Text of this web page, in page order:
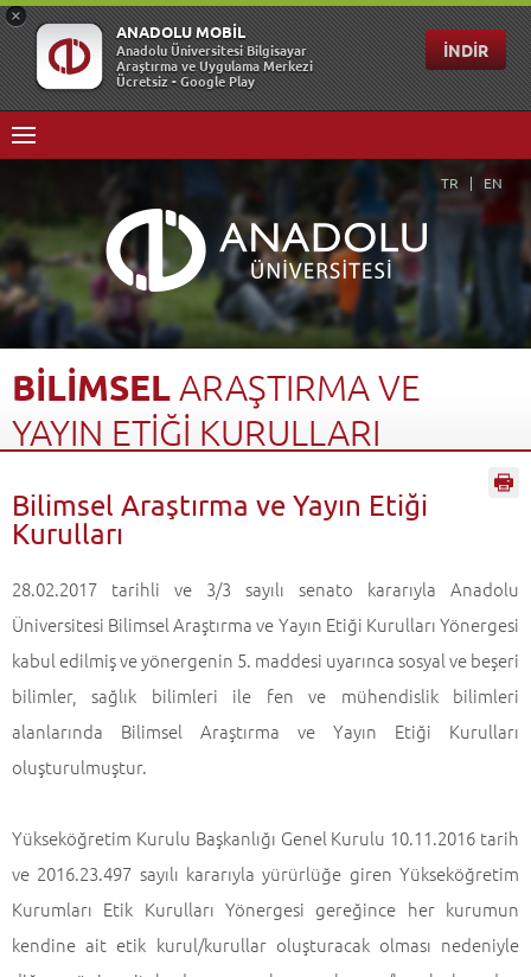
TR EN
BİLİMSELARAŞTIRMAVE
YAYIN ETİĞİ KURULLARI
Geri Dön
Bilimsel Araştırma ve Yayın Etiği
Kurulları
28.02.2017 tarihli ve 3/3 sayılı senato kararıyla Anadolu
Üniversitesi Bilimsel Araştırma ve Yayın Etiği Kurulları Yönergesi
kabul edilmiş ve yönergenin 5. maddesi uyarınca sosyal ve beşeri
bilimler, sağlık bilimleri ile fen ve mühendislik bilimleri
alanlarında Bilimsel Araştırma ve Yayın Etiği Kurulları
oluşturulmuştur.
Yükseköğretim Kurulu Başkanlığı Genel Kurulu 10.11.2016 tarih
ve 2016.23.497 sayılı kararıyla yürürlüğe giren Yükseköğretim
Kurumları Etik Kurulları Yönergesi gereğince her kurumun
kendine ait etik kurul/kurullar oluşturacak olması nedeniyle